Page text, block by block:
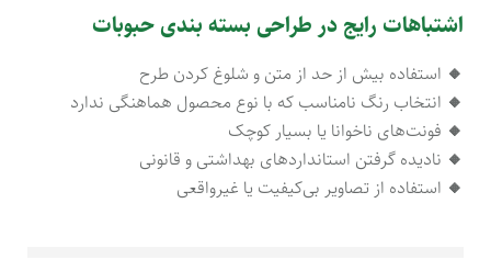
اشتباهات رایج در طراحی بسته بندی حبوبات
🔸 استفاده بیش از حد از متن و شلوغ کردن طرح
🔸 انتخاب رنگ نامناسب که با نوع محصول هماهنگی ندارد
🔸 فونت‌های ناخوانا یا بسیار کوچک
🔸 نادیده گرفتن استانداردهای بهداشتی و قانونی
🔸 استفاده از تصاویر بی‌کیفیت یا غیرواقعی